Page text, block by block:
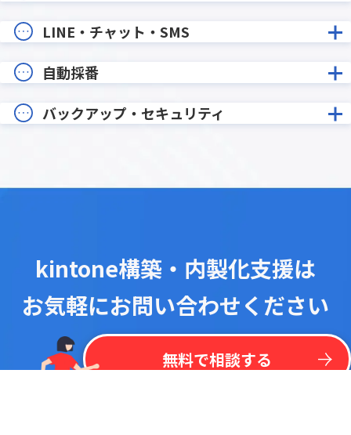
LINE・チャット・SMS
自動採番
バックアップ・セキュリティ
kintone構築・内製化支援は
お気軽にお問い合わせください
無料で相談する
今なら
最 新リス トを 一括 掲載！
kintone
プラグイン